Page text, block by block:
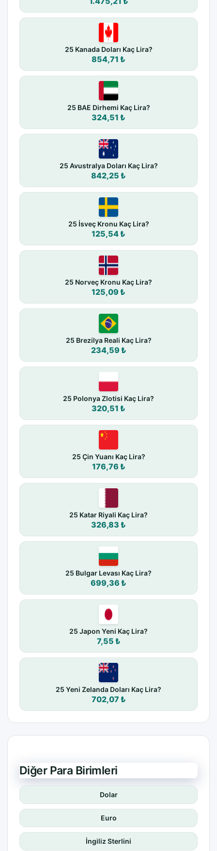
25 Kanada Doları Kaç Lira?
854,71 ₺
25 BAE Dirhemi Kaç Lira?
324,51 ₺
25 Avustralya Doları Kaç Lira?
842,25 ₺
25 İsveç Kronu Kaç Lira?
125,54 ₺
25 Norveç Kronu Kaç Lira?
125,09 ₺
25 Brezilya Reali Kaç Lira?
234,59 ₺
25 Polonya Zlotisi Kaç Lira?
320,51 ₺
25 Çin Yuanı Kaç Lira?
176,76 ₺
25 Katar Riyali Kaç Lira?
326,83 ₺
25 Bulgar Levası Kaç Lira?
699,36 ₺
25 Japon Yeni Kaç Lira?
7,55 ₺
25 Yeni Zelanda Doları Kaç Lira?
702,07 ₺
Diğer Para Birimleri
Dolar
Euro
İngiliz Sterlini